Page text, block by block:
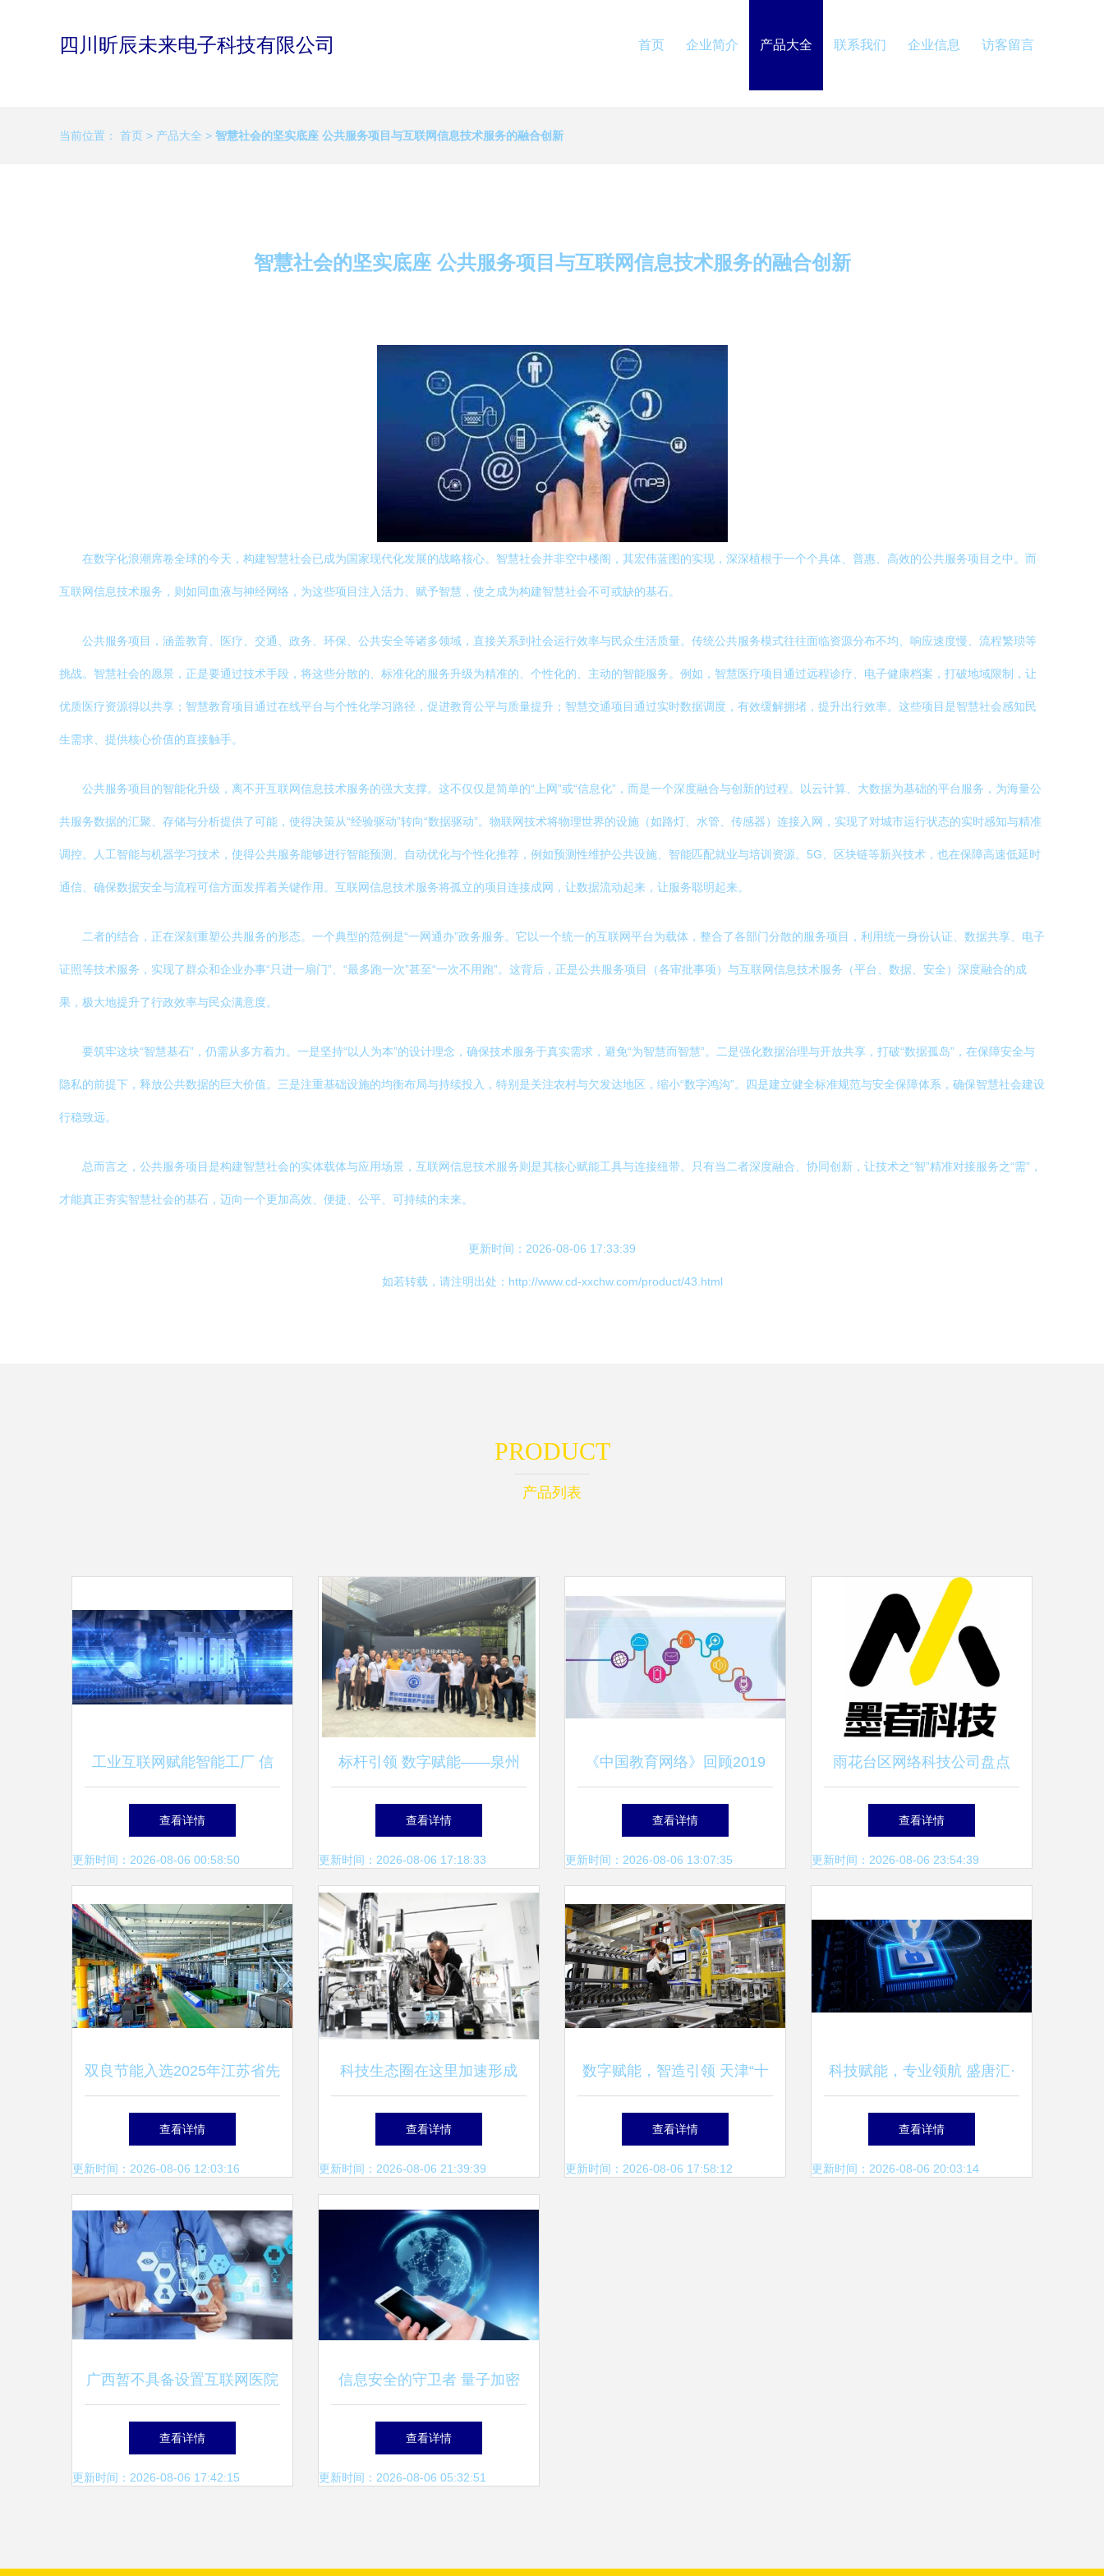
四川昕辰未来电子科技有限公司 首页 企业简介 产品大全 联系我们 企业信息 访客留言
当前位置： 首页 > 产品大全 > 智慧社会的坚实底座 公共服务项目与互联网信息技术服务的融合创新
智慧社会的坚实底座 公共服务项目与互联网信息技术服务的融合创新
在数字化浪潮席卷全球的今天，构建智慧社会已成为国家现代化发展的战略核心。智慧社会并非空中楼阁，其宏伟蓝图的实现，深深植根于一个个具体、普惠、高效的公共服务项目之中。而
互联网信息技术服务，则如同血液与神经网络，为这些项目注入活力、赋予智慧，使之成为构建智慧社会不可或缺的基石。
公共服务项目，涵盖教育、医疗、交通、政务、环保、公共安全等诸多领域，直接关系到社会运行效率与民众生活质量。传统公共服务模式往往面临资源分布不均、响应速度慢、流程繁琐等
挑战。智慧社会的愿景，正是要通过技术手段，将这些分散的、标准化的服务升级为精准的、个性化的、主动的智能服务。例如，智慧医疗项目通过远程诊疗、电子健康档案，打破地域限制，让
优质医疗资源得以共享；智慧教育项目通过在线平台与个性化学习路径，促进教育公平与质量提升；智慧交通项目通过实时数据调度，有效缓解拥堵，提升出行效率。这些项目是智慧社会感知民
生需求、提供核心价值的直接触手。
公共服务项目的智能化升级，离不开互联网信息技术服务的强大支撑。这不仅仅是简单的“上网”或“信息化”，而是一个深度融合与创新的过程。以云计算、大数据为基础的平台服务，为海量公
共服务数据的汇聚、存储与分析提供了可能，使得决策从“经验驱动”转向“数据驱动”。物联网技术将物理世界的设施（如路灯、水管、传感器）连接入网，实现了对城市运行状态的实时感知与精准
调控。人工智能与机器学习技术，使得公共服务能够进行智能预测、自动优化与个性化推荐，例如预测性维护公共设施、智能匹配就业与培训资源。5G、区块链等新兴技术，也在保障高速低延时
通信、确保数据安全与流程可信方面发挥着关键作用。互联网信息技术服务将孤立的项目连接成网，让数据流动起来，让服务聪明起来。
二者的结合，正在深刻重塑公共服务的形态。一个典型的范例是“一网通办”政务服务。它以一个统一的互联网平台为载体，整合了各部门分散的服务项目，利用统一身份认证、数据共享、电子
证照等技术服务，实现了群众和企业办事“只进一扇门”、“最多跑一次”甚至“一次不用跑”。这背后，正是公共服务项目（各审批事项）与互联网信息技术服务（平台、数据、安全）深度融合的成
果，极大地提升了行政效率与民众满意度。
要筑牢这块“智慧基石”，仍需从多方着力。一是坚持“以人为本”的设计理念，确保技术服务于真实需求，避免“为智慧而智慧”。二是强化数据治理与开放共享，打破“数据孤岛”，在保障安全与
隐私的前提下，释放公共数据的巨大价值。三是注重基础设施的均衡布局与持续投入，特别是关注农村与欠发达地区，缩小“数字鸿沟”。四是建立健全标准规范与安全保障体系，确保智慧社会建设
行稳致远。
总而言之，公共服务项目是构建智慧社会的实体载体与应用场景，互联网信息技术服务则是其核心赋能工具与连接纽带。只有当二者深度融合、协同创新，让技术之“智”精准对接服务之“需”，
才能真正夯实智慧社会的基石，迈向一个更加高效、便捷、公平、可持续的未来。
更新时间：2026-08-06 17:33:39
如若转载，请注明出处：http://www.cd-xxchw.com/product/43.html
PRODUCT
产品列表
工业互联网赋能智能工厂 信
息技术服务的新引擎
查看详情
更新时间：2026-08-06 00:58:50
标杆引领 数字赋能——泉州
装备协会赴厦门开展数字化转
型标杆商学活动
查看详情
更新时间：2026-08-06 17:18:33
《中国教育网络》回顾2019
互联网信息技术服务的十六个
篇章
查看详情
更新时间：2026-08-06 13:07:35
雨花台区网络科技公司盘点
聚焦大数据与信息技术服务
查看详情
更新时间：2026-08-06 23:54:39
双良节能入选2025年江苏省先
进智能工厂名单 互联网信息
技术服务驱动的智造新标杆
查看详情
更新时间：2026-08-06 12:03:16
科技生态圈在这里加速形成
威海市科技局引领互联网信息
技术服务创新发展
查看详情
更新时间：2026-08-06 21:39:39
数字赋能，智造引领 天津“十
四五”期间制造业立市与信息
技术服务融合发展之路
查看详情
更新时间：2026-08-06 17:58:12
科技赋能，专业领航 盛唐汇·
大唐财富打造一站式财富管理
新体验
查看详情
更新时间：2026-08-06 20:03:14
广西暂不具备设置互联网医院
基本条件，已设置者需撤销下
线
查看详情
更新时间：2026-08-06 17:42:15
信息安全的守卫者 量子加密
技术与互联网信息技术服务的
新纪元
查看详情
更新时间：2026-08-06 05:32:51